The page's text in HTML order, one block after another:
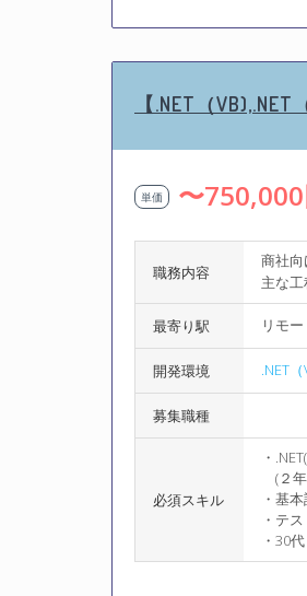
【.NET（
単価 〜
職務内容
商社向
主な
最寄り駅 リモー
開発環境 .NET（
募集職種
必須スキル
・
(２
・基
・テ
・30